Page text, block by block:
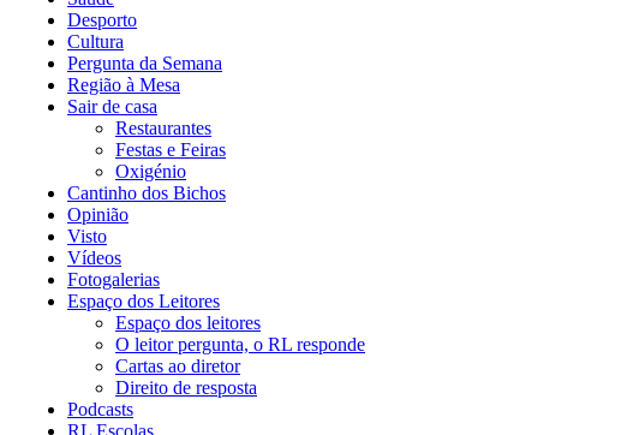
Desporto
Cultura
Pergunta da Semana
Região à Mesa
Sair de casa
Restaurantes
Festas e Feiras
Oxigénio
Cantinho dos Bichos
Opinião
Visto
Vídeos
Fotogalerias
Espaço dos Leitores
Espaço dos leitores
O leitor pergunta, o RL responde
Cartas ao diretor
Direito de resposta
Podcasts
RL Escolas